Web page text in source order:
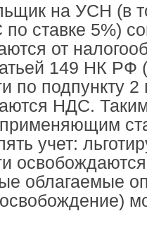
на УСН (в
ставке 5%)
от
149 НК РФ
по подпункту 2
НДС.
учет:
облагаемые